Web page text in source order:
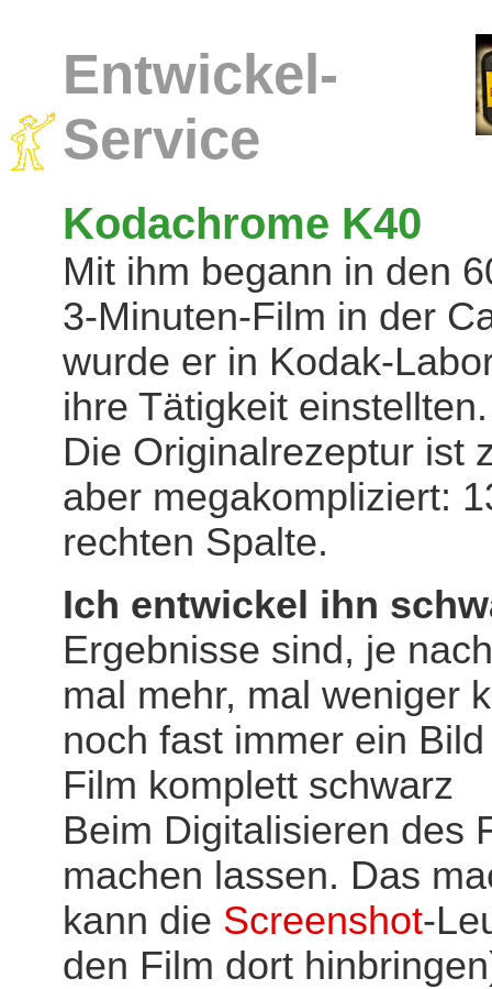
Entwickel-
Service
Kodachrome K40
Mit ihm begann in den
3-Minuten-Film in der
wurde er in Kodak-
ihre Tätigkeit einstellten.
Die Originalrezeptur ist
aber megakompliziert:
rechten Spalte.
Ich entwickel ihn
Ergebnisse sind, je
mal mehr, mal weniger
noch fast immer ein
Film komplett schwarz
Beim Digitalisieren des
machen lassen. Das
kann die Screenshot-
den Film dort